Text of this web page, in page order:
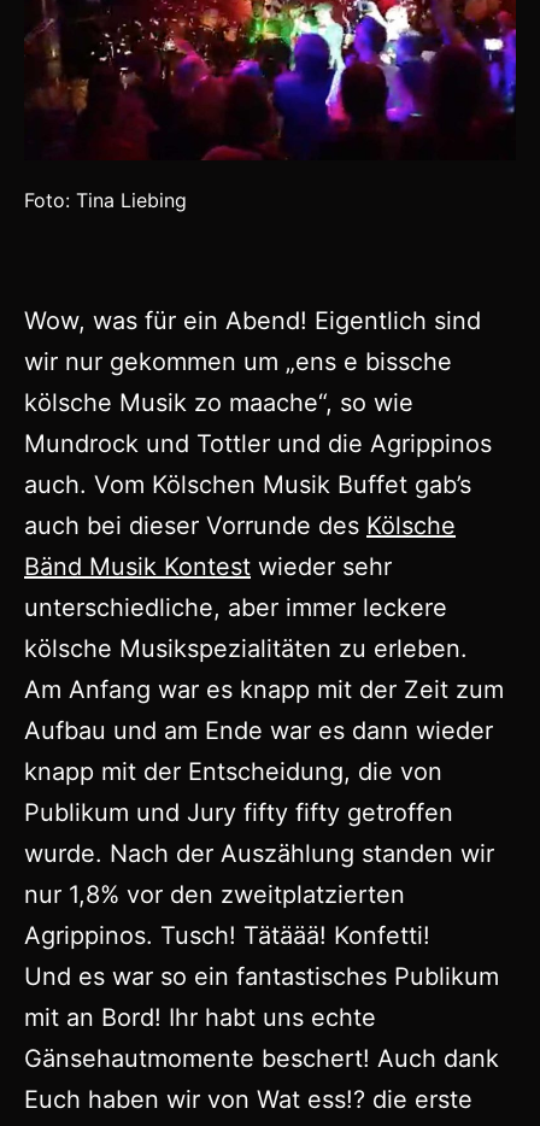
Foto: Tina Liebing
Wow, was für ein Abend! Eigentlich sind
wir nur gekommen um „ens e bissche
kölsche Musik zo maache“, so wie
Mundrock und Tottler und die Agrippinos
auch. Vom Kölschen Musik Buffet gab’s
auch bei dieser Vorrunde des Kölsche
Bänd Musik Kontest wieder sehr
unterschiedliche, aber immer leckere
kölsche Musikspezialitäten zu erleben.
Am Anfang war es knapp mit der Zeit zum
Aufbau und am Ende war es dann wieder
knapp mit der Entscheidung, die von
Publikum und Jury fifty fifty getroffen
wurde. Nach der Auszählung standen wir
nur 1,8% vor den zweitplatzierten
Agrippinos. Tusch! Tätäää! Konfetti!
Und es war so ein fantastisches Publikum
mit an Bord! Ihr habt uns echte
Gänsehautmomente beschert! Auch dank
Euch haben wir von Wat ess!? die erste